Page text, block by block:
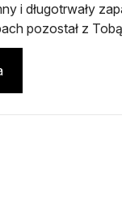
i długotrwały
pozostał z